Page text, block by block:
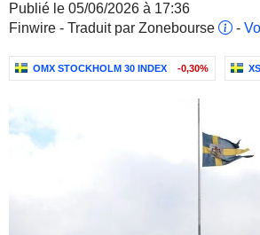
Publié le 05/06/2026 à 17:36
Finwire - Traduit par Zonebourse
-
OMX STOCKHOLM 30 INDEX -0,30%